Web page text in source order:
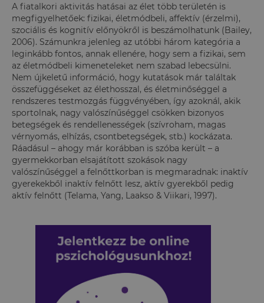
A fiatalkori aktivitás hatásai az élet több területén is
megfigyelhetőek: fizikai, életmódbeli, affektív (érzelmi),
szociális és kognitív előnyökről is beszámolhatunk (Bailey,
2006). Számunkra jelenleg az utóbbi három kategória a
leginkább fontos, annak ellenére, hogy sem a fizikai, sem
az életmódbeli kimeneteleket nem szabad lebecsülni.
Nem újkeletű információ, hogy kutatások már találtak
összefüggéseket az élethosszal, és életminőséggel a
rendszeres testmozgás függvényében, így azoknál, akik
sportolnak, nagy valószínűséggel csökken bizonyos
betegségek és rendellenességek (szívroham, magas
vérnyomás, elhízás, csontbetegségek, stb.) kockázata.
Ráadásul – ahogy már korábban is szóba került – a
gyermekkorban elsajátított szokások nagy
valószínűséggel a felnőttkorban is megmaradnak: inaktív
gyerekekből inaktív felnőtt lesz, aktív gyerekből pedig
aktív felnőtt (Telama, Yang, Laakso & Viikari, 1997).